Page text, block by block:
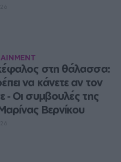
στη θάλασσα:
να κάνετε αν τον
‑ Οι συμβουλές της
Βερνίκου